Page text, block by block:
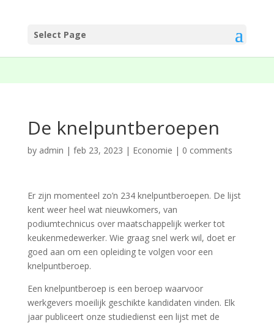
Select Page
De knelpuntberoepen
by admin | feb 23, 2023 | Economie | 0 comments
Er zijn momenteel zo’n 234 knelpuntberoepen. De lijst
kent weer heel wat nieuwkomers, van
podiumtechnicus over maatschappelijk werker tot
keukenmedewerker. Wie graag snel werk wil, doet er
goed aan om een opleiding te volgen voor een
knelpuntberoep.
Een knelpuntberoep is een beroep waarvoor
werkgevers moeilijk geschikte kandidaten vinden. Elk
jaar publiceert onze studiedienst een lijst met de